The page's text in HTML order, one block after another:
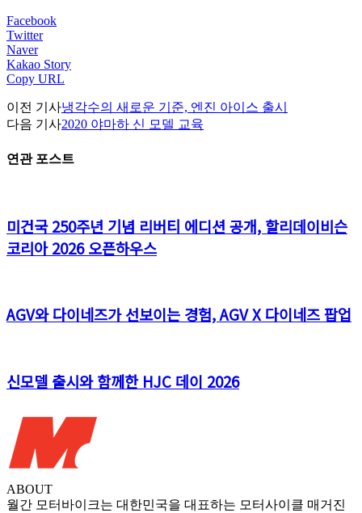
Facebook
Twitter
Naver
Kakao Story
Copy URL
이전 기사냉각수의 새로운 기준, 엔진 아이스 출시
다음 기사2020 야마하 신 모델 교육
연관 포스트
미건국 250주년 기념 리버티 에디션 공개, 할리데이비슨
코리아 2026 오픈하우스
AGV와 다이네즈가 선보이는 경험, AGV X 다이네즈 팝업
신모델 출시와 함께한 HJC 데이 2026
ABOUT
월간 모터바이크는 대한민국을 대표하는 모터사이클 매거진